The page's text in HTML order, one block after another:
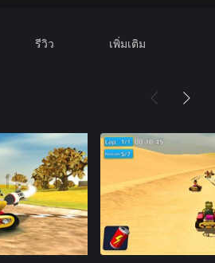
รีวิว เพิ่มเติม